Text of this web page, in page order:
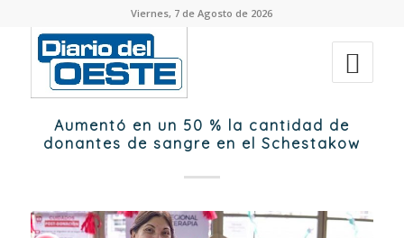
Viernes, 7 de Agosto de 2026
Aumentó en un 50 % la cantidad de
donantes de sangre en el Schestakow